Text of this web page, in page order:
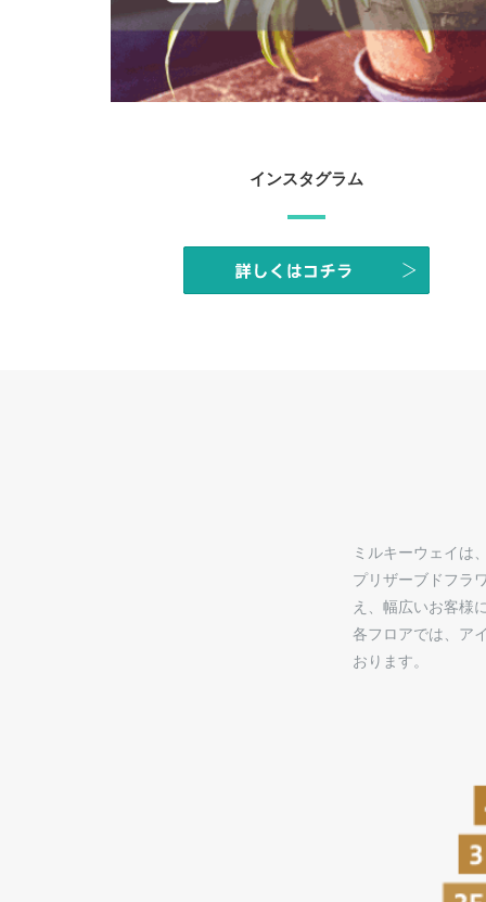
インスタグラム
ミルキーウェイは
プリザーブドフラ
え、幅広いお客様
各フロアでは、ア
おります。